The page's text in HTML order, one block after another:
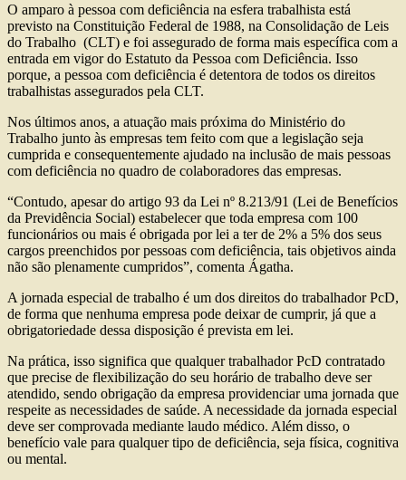
O amparo à pessoa com deficiência na esfera trabalhista está
previsto na Constituição Federal de 1988, na Consolidação de Leis
do Trabalho (CLT) e foi assegurado de forma mais específica com a
entrada em vigor do Estatuto da Pessoa com Deficiência. Isso
porque, a pessoa com deficiência é detentora de todos os direitos
trabalhistas assegurados pela CLT.
Nos últimos anos, a atuação mais próxima do Ministério do
Trabalho junto às empresas tem feito com que a legislação seja
cumprida e consequentemente ajudado na inclusão de mais pessoas
com deficiência no quadro de colaboradores das empresas.
“Contudo, apesar do artigo 93 da Lei nº 8.213/91 (Lei de Benefícios
da Previdência Social) estabelecer que toda empresa com 100
funcionários ou mais é obrigada por lei a ter de 2% a 5% dos seus
cargos preenchidos por pessoas com deficiência, tais objetivos ainda
não são plenamente cumpridos”, comenta Ágatha.
A jornada especial de trabalho é um dos direitos do trabalhador PcD,
de forma que nenhuma empresa pode deixar de cumprir, já que a
obrigatoriedade dessa disposição é prevista em lei.
Na prática, isso significa que qualquer trabalhador PcD contratado
que precise de flexibilização do seu horário de trabalho deve ser
atendido, sendo obrigação da empresa providenciar uma jornada que
respeite as necessidades de saúde. A necessidade da jornada especial
deve ser comprovada mediante laudo médico. Além disso, o
benefício vale para qualquer tipo de deficiência, seja física, cognitiva
ou mental.